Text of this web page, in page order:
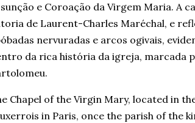
e Coroação da Virgem Maria. A
de Laurent-Charles Maréchal, e
nervuradas e arcos ogivais,
da rica história da igreja, marcada
Chapel of the Virgin Mary, located in
in Paris, once the parish of the